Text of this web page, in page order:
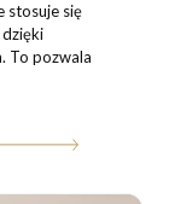
stosuje się
To pozwala